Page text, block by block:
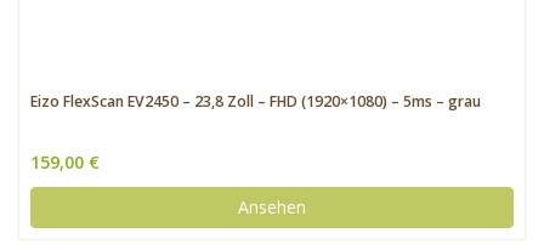
Eizo FlexScan EV2450 – 23,8 Zoll – FHD (1920×1080) – 5ms – grau
159,00 €
Ansehen